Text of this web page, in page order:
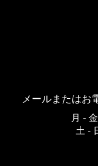
メールまたはお
月 -
土 -